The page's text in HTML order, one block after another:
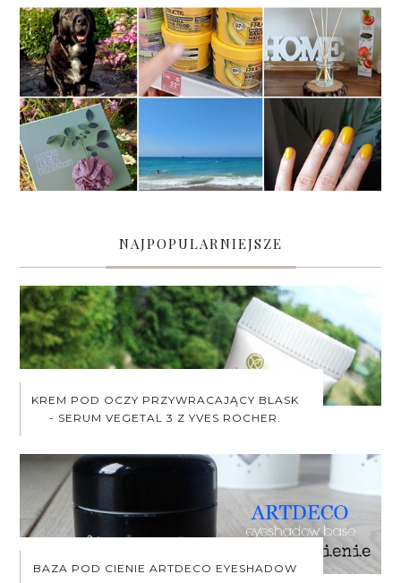
NAJPOPULARNIEJSZE
KREM POD OCZY PRZYWRACAJĄCY BLASK
- SERUM VEGETAL 3 Z YVES ROCHER.
BAZA POD CIENIE ARTDECO EYESHADOW